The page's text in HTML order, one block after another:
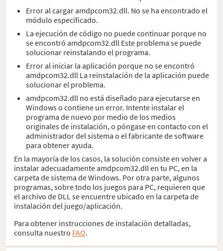
Error al cargar amdpcom32.dll. No se ha encontrado el
módulo especificado.
La ejecución de código no puede continuar porque no
se encontró amdpcom32.dll Este problema se puede
solucionar reinstalando el programa.
Error al iniciar la aplicación porque no se encontró
amdpcom32.dll La reinstalación de la aplicación puede
solucionar el problema.
amdpcom32.dll no está diseñado para ejecutarse en
Windows o contiene un error. Intente instalar el
programa de nuevo por medio de los medios
originales de instalación, o póngase en contacto con el
administrador del sistema o el fabricante de software
para obtener ayuda.
En la mayoría de los casos, la solución consiste en volver a
instalar adecuadamente amdpcom32.dll en tu PC, en la
carpeta de sistema de Windows. Por otra parte, algunos
programas, sobre todo los juegos para PC, requieren que
el archivo de DLL se encuentre ubicado en la carpeta de
instalación del juego/aplicación.
Para obtener instrucciones de instalación detalladas,
consulta nuestro FAQ.